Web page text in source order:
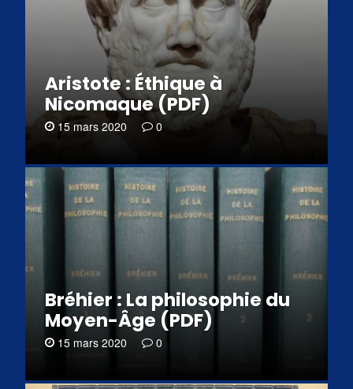
Aristote : Éthique à
Nicomaque (PDF)
15 mars 2020 0
Bréhier : La philosophie du
Moyen-Âge (PDF)
15 mars 2020 0